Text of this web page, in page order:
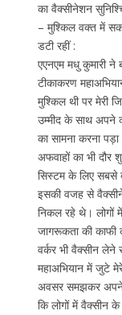
का वैक्सीनेशन
– मुश्किल वक्त में
डटी रहीं :
एएनएम मधु कुमारी ने
टीकाकरण
मुश्किल थी पर मेरी
उम्मीद के साथ अपने
का सामना करना
अफवाहों का भी दौर
सिस्टम के लिए सबसे
इसकी वजह से
निकल रहे थे। लोगों
जागरूकता की काफी
वर्कर भी वैक्सीन
महाअभियान में जुटे
अवसर समझकर अपने
कि लोगों में वैक्सीन